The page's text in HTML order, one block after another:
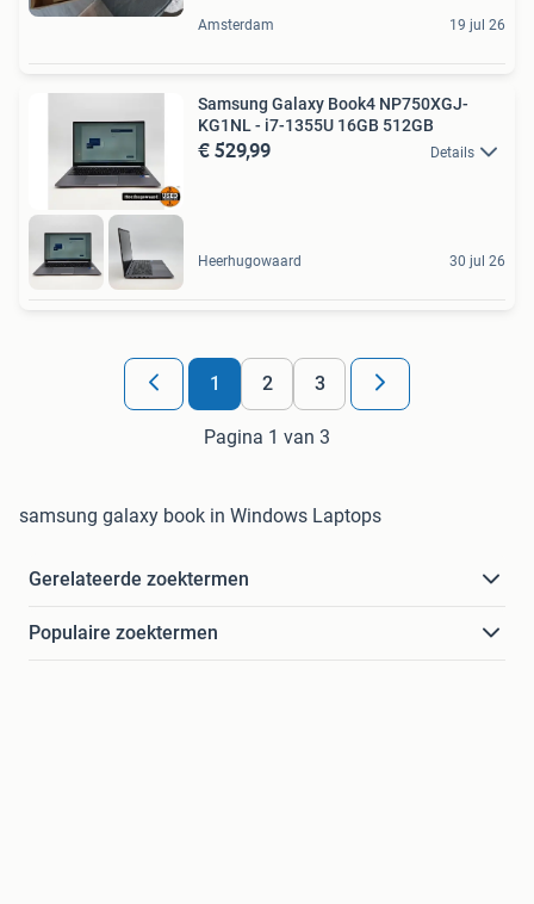
Amsterdam 19 jul 26
Samsung Galaxy Book4 NP750XGJ-
KG1NL - i7-1355U 16GB 512GB
€ 529,99 Details
Heerhugowaard 30 jul 26
1 2 3
Pagina 1 van 3
samsung galaxy book in Windows Laptops
Gerelateerde zoektermen
Populaire zoektermen